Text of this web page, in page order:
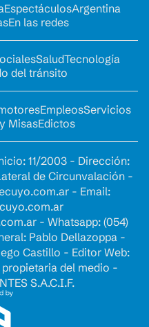
EspectáculosArgentina
En las redes
SaludTecnología
del tránsito
EmpleosServicios
MisasEdictos
11/2003 - Dirección:
de Circunvalación -
- Email:
- Whatsapp: (054)
Pablo Dellazoppa -
Castillo - Editor Web:
del medio -
S.A.C.I.F.